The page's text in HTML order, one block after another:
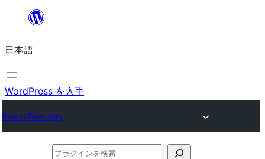
を
ス
キ
プ
日本語
WordPress を入手
Plugin Directory
プ